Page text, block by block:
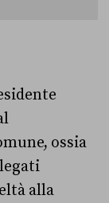
ossia
alla